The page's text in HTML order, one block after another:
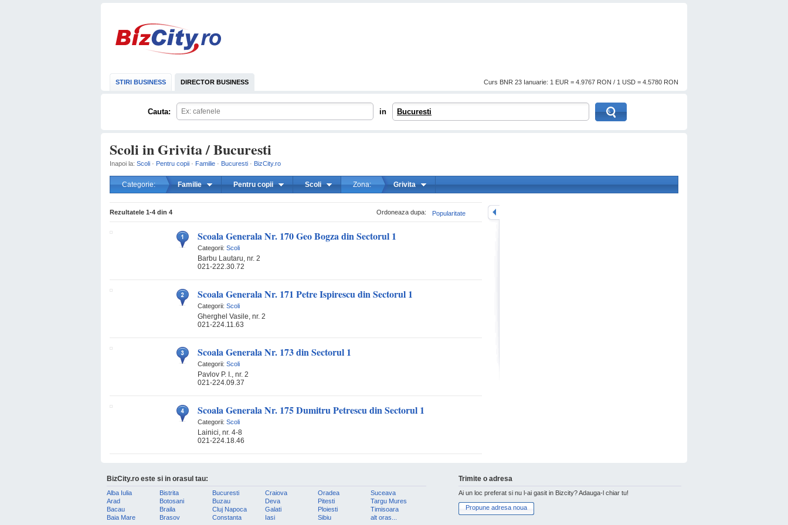
STIRI BUSINESS DIRECTOR BUSINESS Curs BNR 23 Ianuarie: 1 EUR = 4.9767 RON / 1 USD = 4.5780 RON
Cauta: in Bucuresti
Scoli in Grivita / Bucuresti
Inapoi la: Scoli · Pentru copii · Familie · Bucuresti · BizCity.ro
Categorie: Familie Pentru copii Scoli Zona: Grivita
Popularitate
Ordoneaza dupa:
Rezultatele 1-4 din 4
Scoala Generala Nr. 170 Geo Bogza din Sectorul 1
Categorii: Scoli
Barbu Lautaru, nr. 2
021-222.30.72
Scoala Generala Nr. 171 Petre Ispirescu din Sectorul 1
Categorii: Scoli
Gherghel Vasile, nr. 2
021-224.11.63
Scoala Generala Nr. 173 din Sectorul 1
Categorii: Scoli
Pavlov P. I., nr. 2
021-224.09.37
Scoala Generala Nr. 175 Dumitru Petrescu din Sectorul 1
Categorii: Scoli
Lainici, nr. 4-8
021-224.18.46
BizCity.ro este si in orasul tau:
Alba Iulia
Arad
Bacau
Baia Mare
Bistrita
Botosani
Braila
Brasov
Bucuresti
Buzau
Cluj Napoca
Constanta
Craiova
Deva
Galati
Iasi
Oradea
Pitesti
Ploiesti
Sibiu
Suceava
Targu Mures
Timisoara
alt oras...
Trimite o adresa
Ai un loc preferat si nu l-ai gasit in Bizcity? Adauga-l chiar tu!
Propune adresa noua